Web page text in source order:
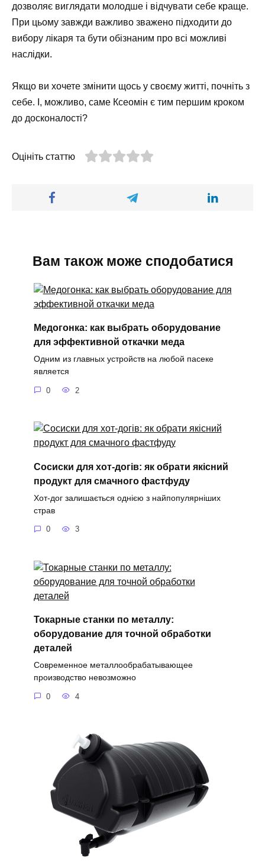
дозволяє виглядати молодше і відчувати себе краще.
При цьому завжди важливо зважено підходити до
вибору лікаря та бути обізнаним про всі можливі
наслідки.
Якщо ви хочете змінити щось у своєму житті, почніть з
себе. І, можливо, саме Ксеомін є тим першим кроком
до досконалості?
Оцініть статтю
Вам також може сподобатися
Медогонка: как выбрать оборудование
для эффективной откачки меда
Одним из главных устройств на любой пасеке
является
0 2
Сосиски для хот-догів: як обрати якісний
продукт для смачного фастфуду
Хот-дог залишається однією з найпопулярніших
страв
0 3
Токарные станки по металлу:
оборудование для точной обработки
деталей
Современное металлообрабатывающее
производство невозможно
0 4